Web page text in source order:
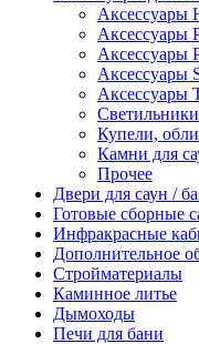
Аксессуары
Аксессуары
Аксессуары
Аксессуары
Аксессуары
Купели,
Камни для
Прочее
Двери для саун /
Готовые сборные
Инфракрасные
Дополнительное
Стройматериалы
Каминное литье
Дымоходы
Печи для бани